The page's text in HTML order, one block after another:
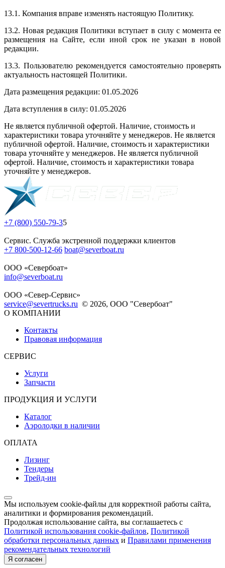
13.1. Компания вправе изменять настоящую Политику.
13.2. Новая редакция Политики вступает в силу с момента ее
размещения на Сайте, если иной срок не указан в новой
редакции.
13.3. Пользователю рекомендуется самостоятельно проверять
актуальность настоящей Политики.
Дата размещения редакции: 01.05.2026
Дата вступления в силу: 01.05.2026
Не является публичной офертой. Наличие, стоимость и
характеристики товара уточняйте у менеджеров. Не является
публичной офертой. Наличие, стоимость и характеристики
товара уточняйте у менеджеров. Не является публичной
офертой. Наличие, стоимость и характеристики товара
уточняйте у менеджеров.
+7 (800) 550-79-35
Сервис. Служба экстренной поддержки клиентов
+7 800-500-12-66 boat@severboat.ru
ООО «Севербоат»
info@severboat.ru
ООО «Север-Сервис»
service@severtrucks.ru © 2026, ООО "Севербоат"
О КОМПАНИИ
Контакты
Правовая информация
СЕРВИС
Услуги
Запчасти
ПРОДУКЦИЯ И УСЛУГИ
Каталог
Аэролодки в наличии
ОПЛАТА
Лизинг
Тендеры
Трейд-ин
Мы используем cookie-файлы для корректной работы сайта,
аналитики и формирования рекомендаций.
Продолжая использование сайта, вы соглашаетесь с
Политикой использования cookie-файлов, Политикой
обработки персональных данных и Правилами применения
рекомендательных технологий
Я согласен